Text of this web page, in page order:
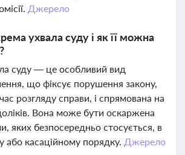
Джерело
ухвала суду і як її можна
суду — це особливий вид
що фіксує порушення закону,
розгляду справи, і спрямована на
Вона може бути оскаржена
яких безпосередньо стосується, в
або касаційному порядку. Джерело